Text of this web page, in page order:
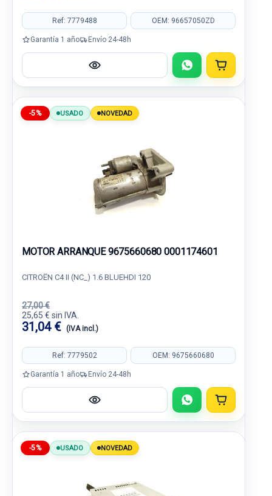
Ref: 7779488 OEM: 96657050ZD
Garantía 1 año Envío 24-48h
-5% USADO NOVEDAD
MOTOR ARRANQUE 9675660680 0001174601
CITROËN C4 II (NC_) 1.6 BLUEHDI 120
27,00 €
25,65 € sin IVA.
31,04 € (IVA incl.)
Ref: 7779502 OEM: 9675660680
Garantía 1 año Envío 24-48h
-5% USADO NOVEDAD